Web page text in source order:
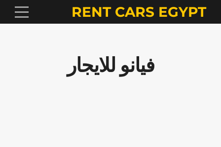
RENT CARS EGYPT
فيانو للايجار